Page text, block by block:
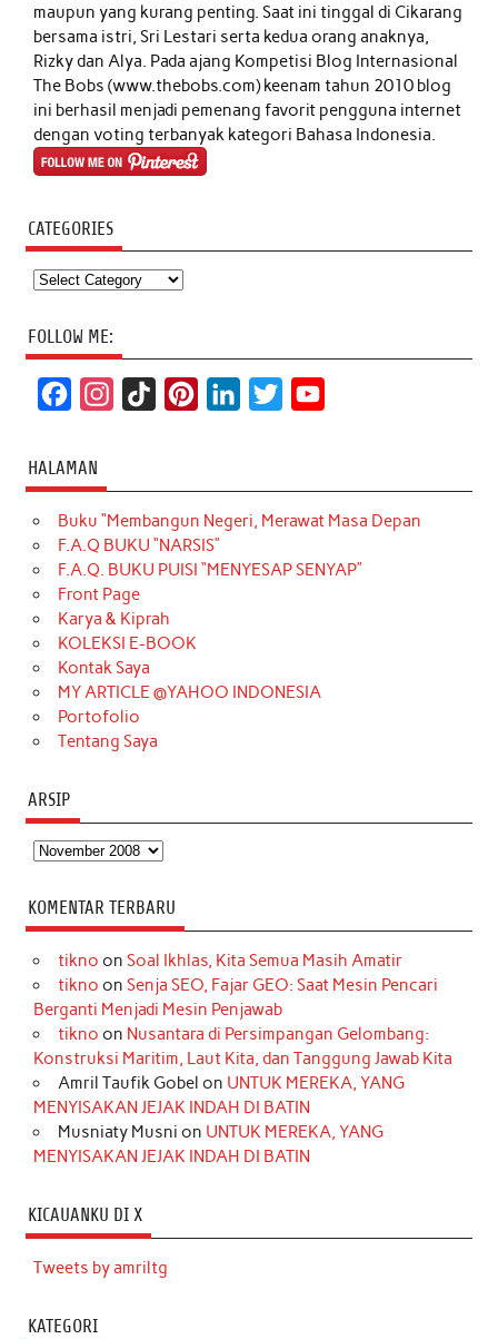
maupun yang kurang penting. Saat ini tinggal di Cikarang
bersama istri, Sri Lestari serta kedua orang anaknya,
Rizky dan Alya. Pada ajang Kompetisi Blog Internasional
The Bobs (www.thebobs.com) keenam tahun 2010 blog
ini berhasil menjadi pemenang favorit pengguna internet
dengan voting terbanyak kategori Bahasa Indonesia.
CATEGORIES
Categories
FOLLOW ME:
c
e
b
o
o
k
t
a
g
r
a
m
T
o
k
t
e
r
k
e
d
t
t
e
T
u
b
HALAMAN
Buku “Membangun Negeri, Merawat Masa Depan
F.A.Q BUKU “NARSIS”
F.A.Q. BUKU PUISI “MENYESAP SENYAP”
Front Page
Karya & Kiprah
KOLEKSI E-BOOK
Kontak Saya
MY ARTICLE @YAHOO INDONESIA
Portofolio
Tentang Saya
ARSIP
Arsip
KOMENTAR TERBARU
tikno on Soal Ikhlas, Kita Semua Masih Amatir
tikno on Senja SEO, Fajar GEO: Saat Mesin Pencari
Berganti Menjadi Mesin Penjawab
tikno on Nusantara di Persimpangan Gelombang:
Konstruksi Maritim, Laut Kita, dan Tanggung Jawab Kita
Amril Taufik Gobel on UNTUK MEREKA, YANG
MENYISAKAN JEJAK INDAH DI BATIN
Musniaty Musni on UNTUK MEREKA, YANG
MENYISAKAN JEJAK INDAH DI BATIN
KICAUANKU DI X
Tweets by amriltg
KATEGORI